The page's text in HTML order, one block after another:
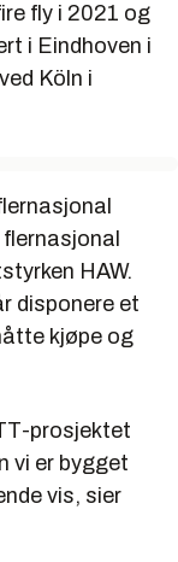
fly i 2021 og
i Eindhoven i
Köln i
HAW.
disponere et
kjøpe og
prosjektet
vi er bygget
vis, sier